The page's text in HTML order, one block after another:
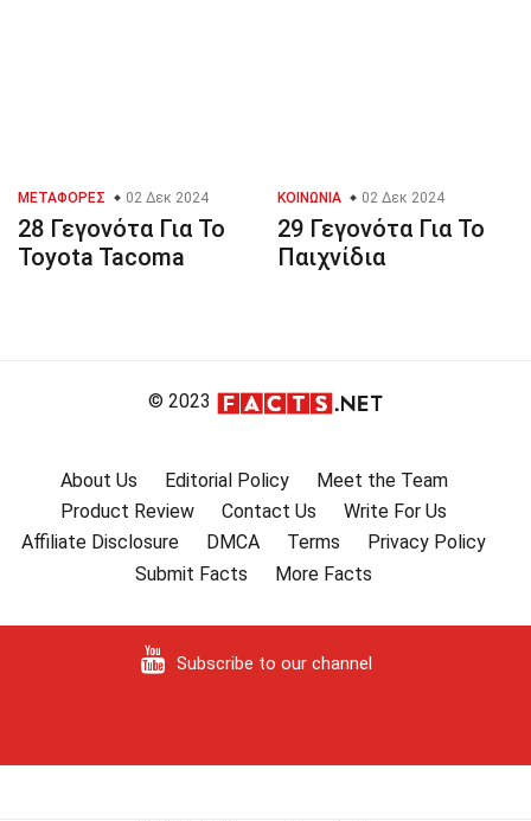
ΜΕΤΑΦΟΡΈΣ 02 Δεκ 2024
28 Γεγονότα Για Το
Toyota Tacoma
ΚΟΙΝΩΝΊΑ 02 Δεκ 2024
29 Γεγονότα Για Το
Παιχνίδια
© 2023
About Us Editorial Policy
Meet the Team
Product Review
Contact Us
Write For Us
Affiliate Disclosure
DMCA Terms
Privacy Policy
Submit Facts
More Facts
Subscribe to our channel